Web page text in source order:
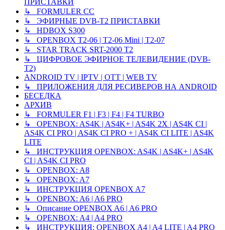
ПРИСТАВКИ
↳ FORMULER CC
↳ ЭФИРНЫЕ DVB-T2 ПРИСТАВКИ
↳ HDBOX S300
↳ OPENBOX T2-06 | T2-06 Mini | T2-07
↳ STAR TRACK SRT-2000 T2
↳ ЦИФРОВОЕ ЭФИРНОЕ ТЕЛЕВИДЕНИЕ (DVB-
T2)
ANDROID TV | IPTV | OTT | WEB TV
↳ ПРИЛОЖЕНИЯ ДЛЯ РЕСИВЕРОВ НА ANDROID
БЕСЕДКА
АРХИВ
↳ FORMULER F1 | F3 | F4 | F4 TURBO
↳ OPENBOX: AS4K | AS4K+ | AS4K 2X | AS4K CI |
AS4K CI PRO | AS4K CI PRO + | AS4K CI LITE | AS4K
LITE
↳ ИНСТРУКЦИЯ OPENBOX: AS4K | AS4K+ | AS4K
CI | AS4K CI PRO
↳ OPENBOX: A8
↳ OPENBOX: A7
↳ ИНСТРУКЦИЯ OPENBOX A7
↳ OPENBOX: A6 | A6 PRO
↳ Описание OPENBOX A6 | A6 PRO
↳ OPENBOX: A4 | A4 PRO
↳ ИНСТРУКЦИЯ: OPENBOX A4 | A4 LITE | A4 PRO